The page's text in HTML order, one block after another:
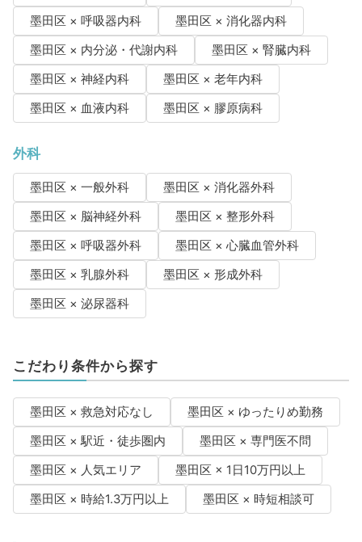
墨田区 × 呼吸器内科
墨田区 × 消化器内科
墨田区 × 内分泌・代謝内科
墨田区 × 腎臓内科
墨田区 × 神経内科
墨田区 × 老年内科
墨田区 × 血液内科
墨田区 × 膠原病科
外科
墨田区 × 一般外科
墨田区 × 消化器外科
墨田区 × 脳神経外科
墨田区 × 整形外科
墨田区 × 呼吸器外科
墨田区 × 心臓血管外科
墨田区 × 乳腺外科
墨田区 × 形成外科
墨田区 × 泌尿器科
こだわり条件から探す
墨田区 × 救急対応なし
墨田区 × ゆったりめ勤務
墨田区 × 駅近・徒歩圏内
墨田区 × 専門医不問
墨田区 × 人気エリア
墨田区 × 1日10万円以上
墨田区 × 時給1.3万円以上
墨田区 × 時短相談可